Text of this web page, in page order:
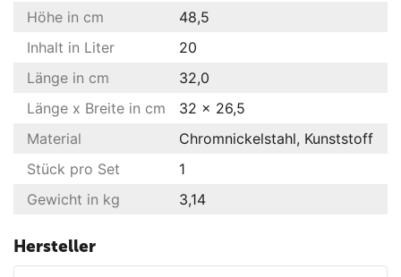
Höhe in cm
48,5
Inhalt in Liter
20
Länge in cm
32,0
Länge x Breite in cm
32 x 26,5
Material
Chromnickelstahl, Kunststoff
Stück pro Set
1
Gewicht in kg
3,14
Hersteller